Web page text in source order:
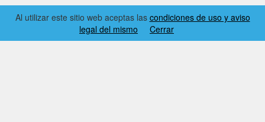
Al utilizar este sitio web aceptas las condiciones de uso y aviso
legal del mismo
Cerrar